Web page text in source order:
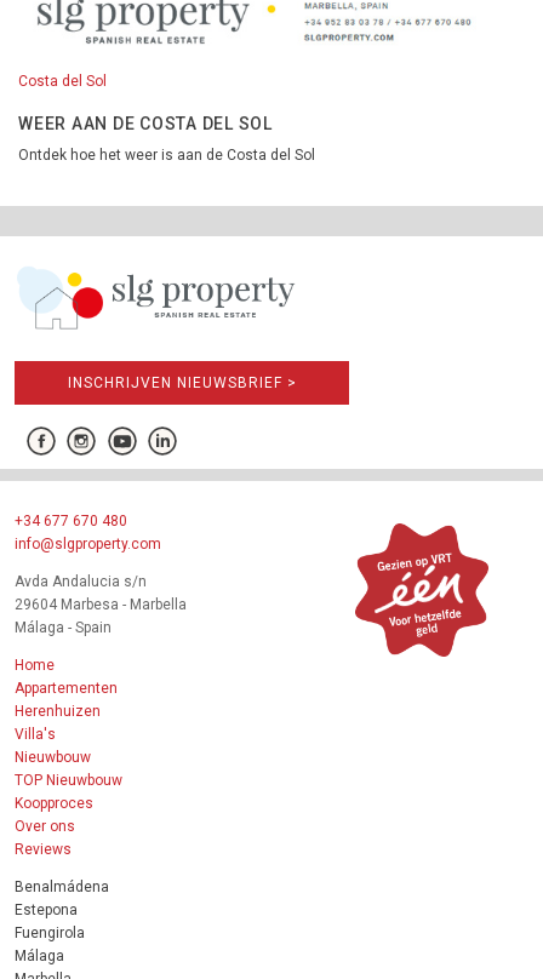
Costa del Sol
WEER AAN DE COSTA DEL SOL
Ontdek hoe het weer is aan de Costa del Sol
INSCHRIJVEN NIEUWSBRIEF >
+34 677 670 480
info@slgproperty.com
Avda Andalucia s/n
29604 Marbesa - Marbella
Málaga - Spain
Home
Appartementen
Herenhuizen
Villa's
Nieuwbouw
TOP Nieuwbouw
Koopproces
Over ons
Reviews
Benalmádena
Estepona
Fuengirola
Málaga